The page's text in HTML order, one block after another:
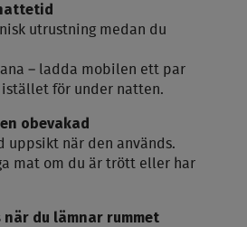
utrustning medan du
– ladda mobilen ett par
för under natten.
obevakad
uppsikt när den används.
mat om du är trött eller har
när du lämnar rummet